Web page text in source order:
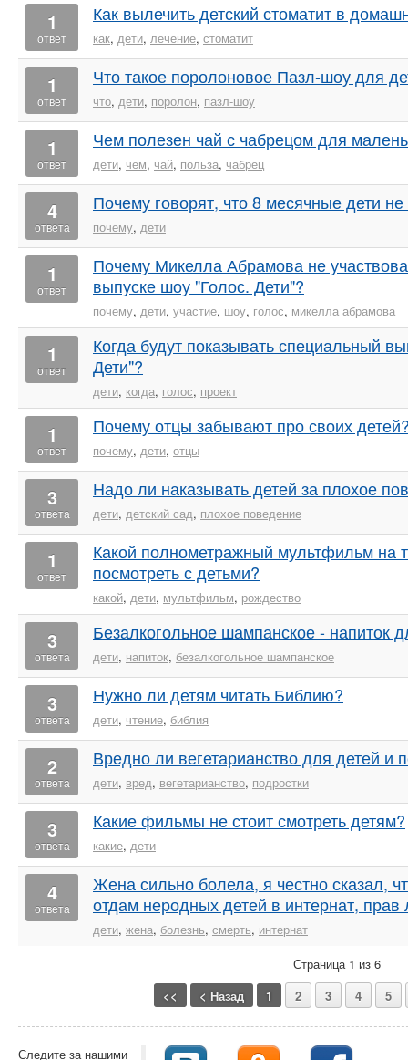
1
ответ
Как вылечить детский стоматит в
как, дети, лечение, стоматит
1
ответ
Что такое поролоновое Пазл-шоу для
что, дети, поролон, пазл-шоу
1
ответ
Чем полезен чай с чабрецом для
дети, чем, чай, польза, чабрец
4
ответа
Почему говорят, что 8 месячные дети
почему, дети
1
ответ
Почему Микелла Абрамова не
выпуске шоу "Голос. Дети"?
почему, дети, участие, шоу, голос, микелла абрамова
1
ответ
Когда будут показывать специальный
Дети"?
дети, когда, голос, проект
1
ответ
Почему отцы забывают про своих
почему, дети, отцы
3
ответа
Надо ли наказывать детей за плохое
дети, детский сад, плохое поведение
1
ответ
Какой полнометражный мультфильм на
посмотреть с детьми?
какой, дети, мультфильм, рождество
3
ответа
Безалкогольное шампанское - напиток
дети, напиток, безалкогольное шампанское
3
ответа
Нужно ли детям читать Библию?
дети, чтение, библия
2
ответа
Вредно ли вегетарианство для детей и
дети, вред, вегетарианство, подростки
3
ответа
Какие фильмы не стоит смотреть детям?
какие, дети
4
ответа
Жена сильно болела, я честно сказал,
отдам неродных детей в интернат, прав
дети, жена, болезнь, смерть, интернат
Страница 1 из 6
<<
< Назад 1 2 3 4 5
Следите за нашими